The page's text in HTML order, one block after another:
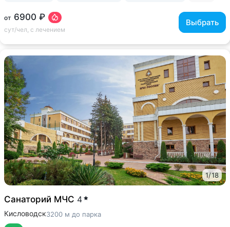
от 6900 ₽
сут/чел, с лечением
Выбрать
1/18
Санаторий МЧС 4
Кисловодск3200 м до парка